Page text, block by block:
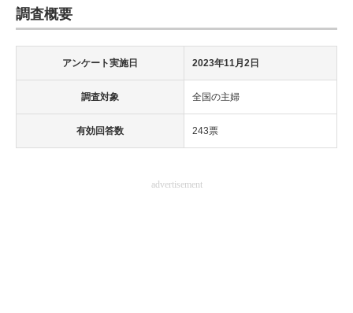
調査概要
アンケート実施日 2023年11月2日
調査対象 全国の主婦
有効回答数 243票
advertisement